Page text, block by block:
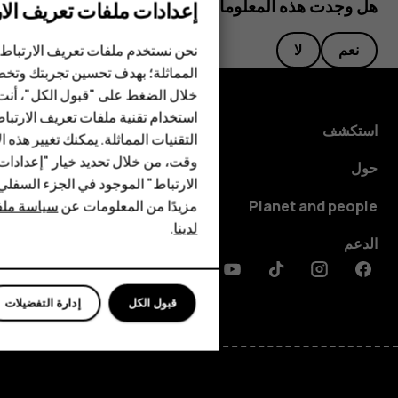
الهواتف الذكية
الهواتف المميزة
HMD Terra M
HMD DUB
HMD Watch
للأعمال
هل وجدت هذه المعلومات مفيدة؟
نعم لا
استكشف
حول
Planet and people
الدعم
Facebook
Instagram
Tiktok
Youtube
إعدادات ملفات تعريف
نحن نستخدم ملفات تعريف
المماثلة؛ بهدف تحسين تجربتك
خلال الضغط على "قبول الكل"،
استخدام تقنية ملفات تعريف
التقنيات المماثلة. يمكنك تغيير
وقت، من خلال تحديد خيار
الارتباط" الموجود في الجزء
مزيدًا من المعلومات عنسياسة
لدينا.
إدارة التفضيلات قبول الكل